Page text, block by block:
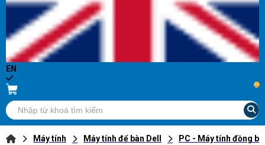
EN
...
Máy tính Máy tính để bàn Dell PC - Máy tính đồng bộ